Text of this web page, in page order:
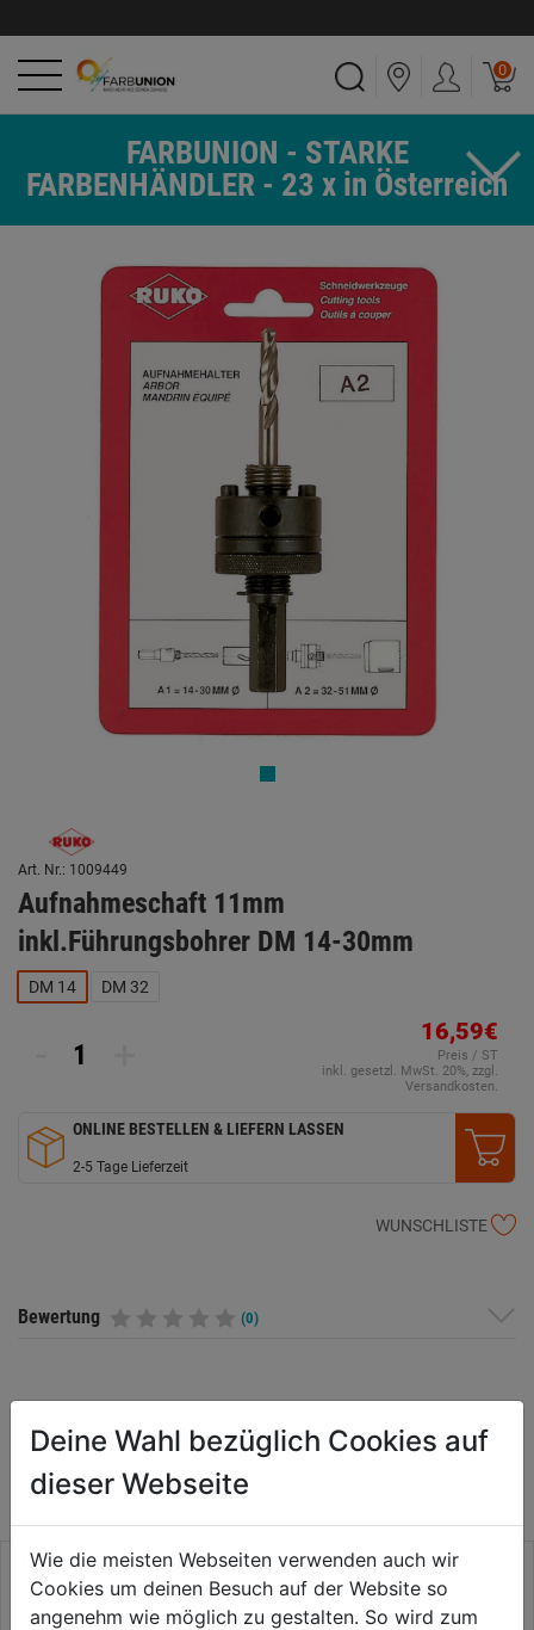
0
FARBUNION - STARKE
FARBENHÄNDLER - 23 x in Österreich
Art. Nr.: 1009449
Aufnahmeschaft 11mm
inkl.Führungsbohrer DM 14-30mm
DM 14 DM 32
16,59€
Preis / ST
inkl. gesetzl. MwSt. 20%, zzgl.
Versandkosten.
ONLINE BESTELLEN & LIEFERN LASSEN
2-5 Tage Lieferzeit
WUNSCHLISTE
Bewertung (0)
WEITERE PRODUKTE AUS DIESER
KATEGORIE
Deine Wahl bezüglich Cookies auf
dieser Webseite
Wie die meisten Webseiten verwenden auch wir
Cookies um deinen Besuch auf der Website so
angenehm wie möglich zu gestalten. So wird zum